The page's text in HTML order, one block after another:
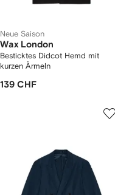
Neue Saison
Wax London
Besticktes Didcot Hemd mit
kurzen Ärmeln
139 CHF